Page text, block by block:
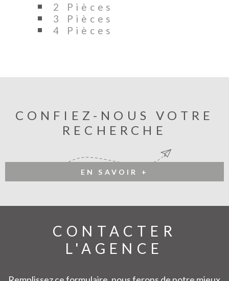
2 Pièces
3 Pièces
4 Pièces
CONFIEZ-NOUS VOTRE
RECHERCHE
EN SAVOIR +
CONTACTER
L'AGENCE